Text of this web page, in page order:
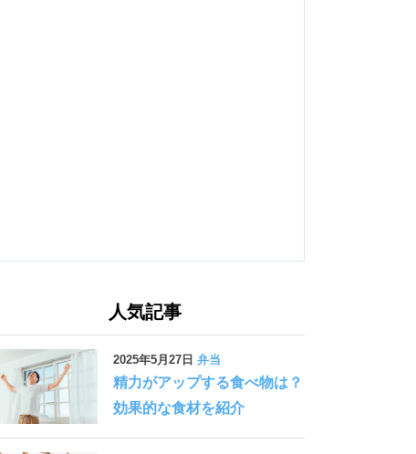
人気記事
2025年5月27日 弁当
精力がアップする食べ物は？
効果的な食材を紹介